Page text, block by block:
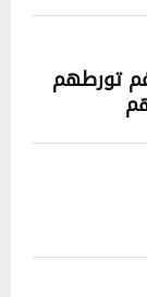
تورطهم